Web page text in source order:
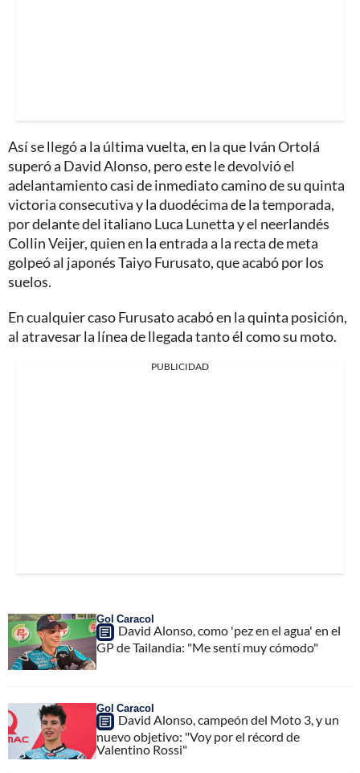
Así se llegó a la última vuelta, en la que Iván Ortolá
superó a David Alonso, pero este le devolvió el
adelantamiento casi de inmediato camino de su quinta
victoria consecutiva y la duodécima de la temporada,
por delante del italiano Luca Lunetta y el neerlandés
Collin Veijer, quien en la entrada a la recta de meta
golpeó al japonés Taiyo Furusato, que acabó por los
suelos.
En cualquier caso Furusato acabó en la quinta posición,
al atravesar la línea de llegada tanto él como su moto.
PUBLICIDAD
Gol Caracol
David Alonso, como 'pez en el agua' en el
GP de Tailandia: "Me sentí muy cómodo"
Gol Caracol
David Alonso, campeón del Moto 3, y un
nuevo objetivo: "Voy por el récord de
Valentino Rossi"